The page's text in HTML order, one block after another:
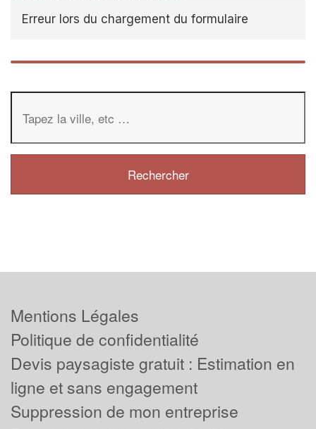
Erreur lors du chargement du formulaire
Mentions Légales
Politique de confidentialité
Devis paysagiste gratuit : Estimation en
ligne et sans engagement
Suppression de mon entreprise